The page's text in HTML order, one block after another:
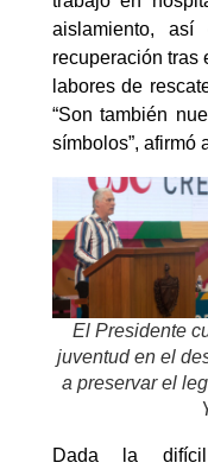
aislamiento,
recuperación tras
labores de
“Son también
símbolos”, afirmó
El Presidente
juventud en el
a preservar el
Dada la